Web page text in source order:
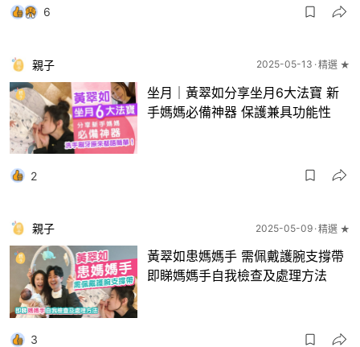
6
親子 2025-05-13 精選 ★
坐月｜黃翠如分享坐月6大法寶 新
手媽媽必備神器 保護兼具功能性
2
親子 2025-05-09 精選 ★
黃翠如患媽媽手 需佩戴護腕支撐帶
即睇媽媽手自我檢查及處理方法
3